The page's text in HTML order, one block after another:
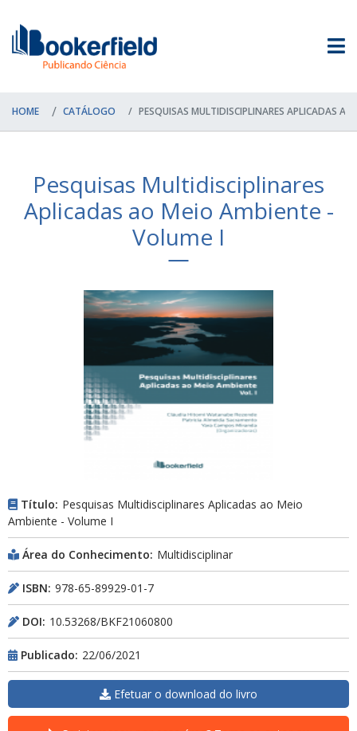
HOME CATÁLOGO PESQUISAS MULTIDISCIPLINARES APLICADAS
Pesquisas Multidisciplinares
Aplicadas ao Meio Ambiente -
Volume I
Título: Pesquisas Multidisciplinares Aplicadas ao Meio
Ambiente - Volume I
Área do Conhecimento: Multidisciplinar
ISBN: 978-65-89929-01-7
DOI: 10.53268/BKF21060800
Publicado: 22/06/2021
Efetuar o download do livro